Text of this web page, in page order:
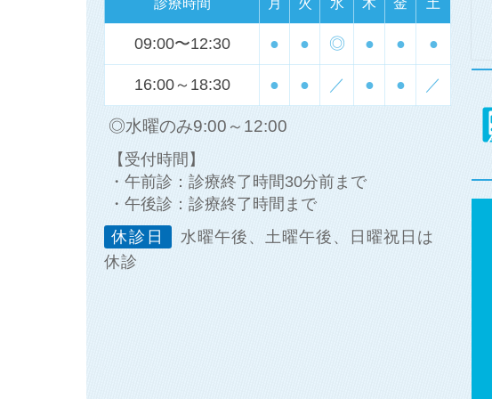
09:00〜12:30 ● ● ◎ ● ● ●
16:00～18:30 ● ● ／ ● ● ／
◎水曜のみ9:00～12:00
【受付時間】
・午前診：診療終了時間30分前まで
・午後診：診療終了時間まで
休診日
水曜午後、土曜午後、日曜祝日は
休診